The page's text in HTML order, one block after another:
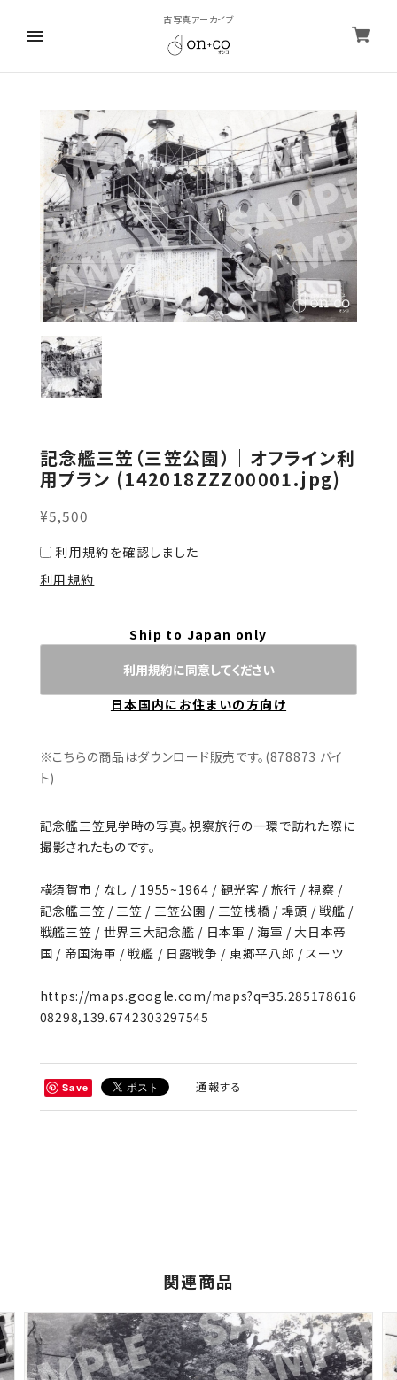
古写真アーカイブ
記念艦三笠（三笠公園）｜オフライン利
用プラン (142018ZZZ00001.jpg)
¥5,500
利用規約を確認しました
利用規約
Ship to Japan only
利用規約に同意してください
日本国内にお住まいの方向け
※こちらの商品はダウンロード販売です。(878873 バイ
ト)
記念艦三笠見学時の写真。視察旅行の一環で訪れた際に
撮影されたものです。
横須賀市 / なし / 1955~1964 / 観光客 / 旅行 / 視察 /
記念艦三笠 / 三笠 / 三笠公園 / 三笠桟橋 / 埠頭 / 戦艦 /
戦艦三笠 / 世界三大記念艦 / 日本軍 / 海軍 / 大日本帝
国 / 帝国海軍 / 戦艦 / 日露戦争 / 東郷平八郎 / スーツ
https://maps.google.com/maps?q=35.285178616
08298,139.6742303297545
Save 通報する
関連商品